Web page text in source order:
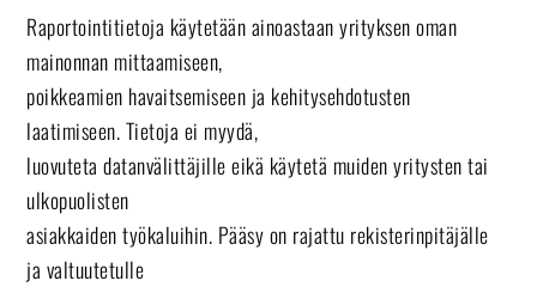
Raportointitietoja käytetään ainoastaan yrityksen oman
mainonnan mittaamiseen,
poikkeamien havaitsemiseen ja kehitysehdotusten
laatimiseen. Tietoja ei myydä,
luovuteta datanvälittäjille eikä käytetä muiden yritysten tai
ulkopuolisten
asiakkaiden työkaluihin. Pääsy on rajattu rekisterinpitäjälle
ja valtuutetulle